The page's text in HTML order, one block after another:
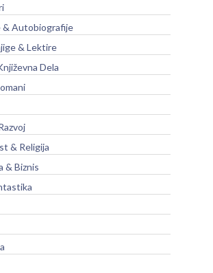
& Autobiografije
& Lektire
Dela
& Religija
& Biznis